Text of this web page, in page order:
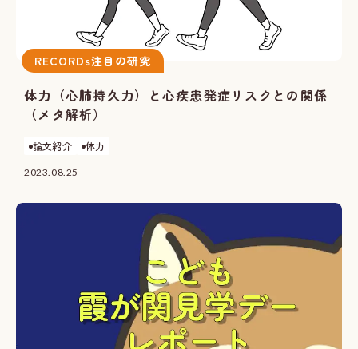
RECORDs注目の研究
体力（心肺持久力）と心疾患発症リスクとの関係
（メタ解析）
論文紹介 体力
2023.08.25